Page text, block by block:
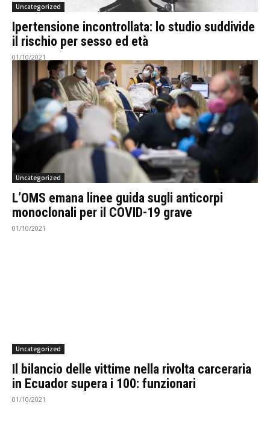
Uncategorized
Ipertensione incontrollata: lo studio suddivide
il rischio per sesso ed età
01/10/2021
Uncategorized
L’OMS emana linee guida sugli anticorpi
monoclonali per il COVID-19 grave
01/10/2021
Uncategorized
Il bilancio delle vittime nella rivolta carceraria
in Ecuador supera i 100: funzionari
01/10/2021